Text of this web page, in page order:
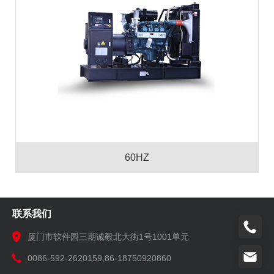
60HZ
联系我们
厦门市软件园三期诚毅北大街1号1001单元
0086-592-2620159,86-18750920860